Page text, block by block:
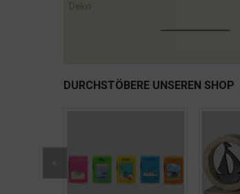
Deko
DURCHSTÖBERE UNSEREN SHOP